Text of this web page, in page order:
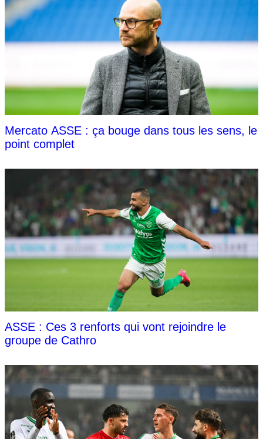
Mercato ASSE : ça bouge dans tous les sens, le
point complet
ASSE : Ces 3 renforts qui vont rejoindre le
groupe de Cathro